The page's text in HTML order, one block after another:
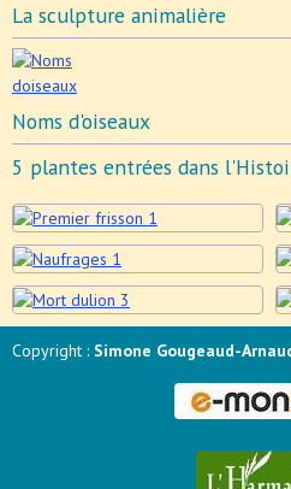
La sculpture animalière
Noms d'oiseaux
5 plantes entrées dans
Copyright : Simone Gougeaud-